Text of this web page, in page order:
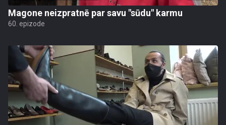
Magone neizpratnē par savu "sūdu" karmu
60. epizode